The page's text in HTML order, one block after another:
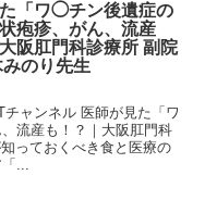
「ワ◯チン後遺症の
疱疹、がん、流産
阪肛門科診療所 副院
のり先生
ャンネル 医師が見た「ワ
流産も！？｜大阪肛門科
っておくべき食と医療の
...